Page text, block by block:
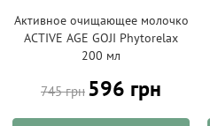
Активное очищающее молочко
ACTIVE AGE GOJI Phytorelax
200 мл
745 грн 596 грн